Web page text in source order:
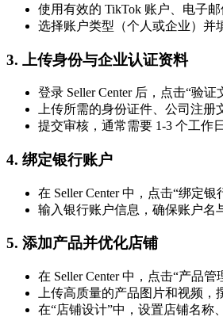
使用有效的 TikTok 账户、电子邮
选择账户类型（个人或企业）并
3. 上传身份与企业认证资料
登录 Seller Center 后，点击“验证
上传所需的身份证件、公司注册
提交审核，通常需要 1-3 个工作日
4. 绑定银行账户
在 Seller Center 中，点击“绑定银
输入银行账户信息，确保账户名
5. 添加产品并优化店铺
在 Seller Center 中，点击“产品管
上传高质量的产品图片和视频，
在“店铺设计”中，设置店铺名称